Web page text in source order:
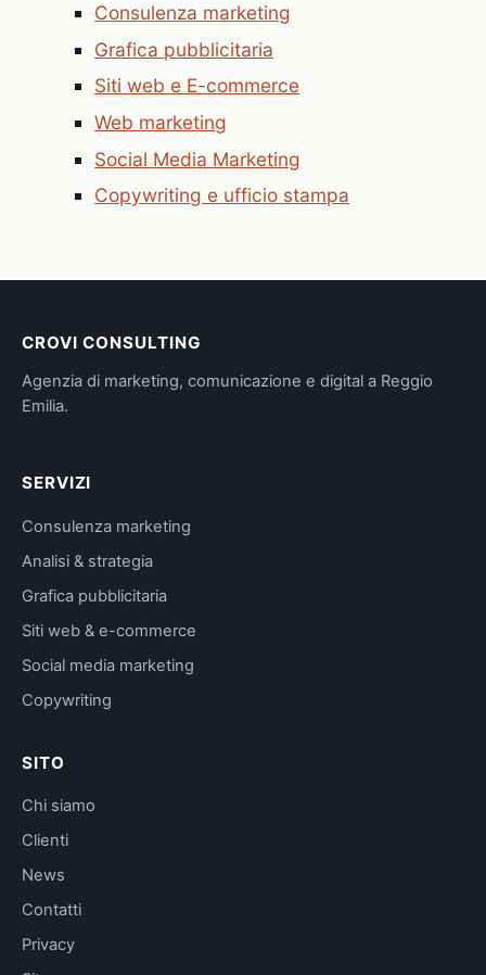
Consulenza marketing
Grafica pubblicitaria
Siti web e E-commerce
Web marketing
Social Media Marketing
Copywriting e ufficio stampa
CROVI CONSULTING
Agenzia di marketing, comunicazione e digital a Reggio
Emilia.
SERVIZI
Consulenza marketing
Analisi & strategia
Grafica pubblicitaria
Siti web & e-commerce
Social media marketing
Copywriting
SITO
Chi siamo
Clienti
News
Contatti
Privacy